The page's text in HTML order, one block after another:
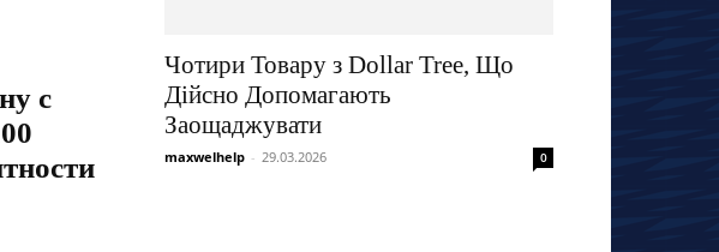
с
Чотири Товару з Dollar Tree, Що
Дійсно Допомагають
Заощаджувати
maxwelhelp - 29.03.2026 0